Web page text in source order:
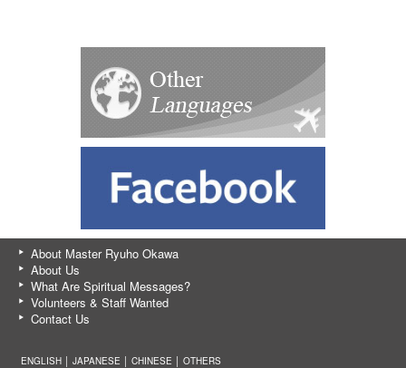
About Master Ryuho Okawa
About Us
What Are Spiritual Messages?
Volunteers & Staff Wanted
Contact Us
ENGLISH │ JAPANESE CHINESE OTHERS